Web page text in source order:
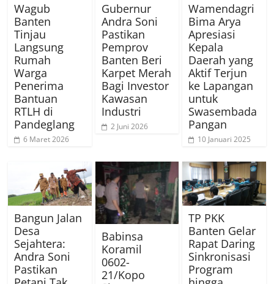
Wagub
Banten
Tinjau
Langsung
Rumah
Warga
Penerima
Bantuan
RTLH di
Pandeglang
6 Maret 2026
Gubernur
Andra Soni
Pastikan
Pemprov
Banten Beri
Karpet Merah
Bagi Investor
Kawasan
Industri
2 Juni 2026
Wamendagri
Bima Arya
Apresiasi
Kepala
Daerah yang
Aktif Terjun
ke Lapangan
untuk
Swasembada
Pangan
10 Januari 2025
Bangun Jalan
Desa
Sejahtera:
Andra Soni
Pastikan
Babinsa
Koramil
0602-
21/Kopo
TP PKK
Banten Gelar
Rapat Daring
Sinkronisasi
Program